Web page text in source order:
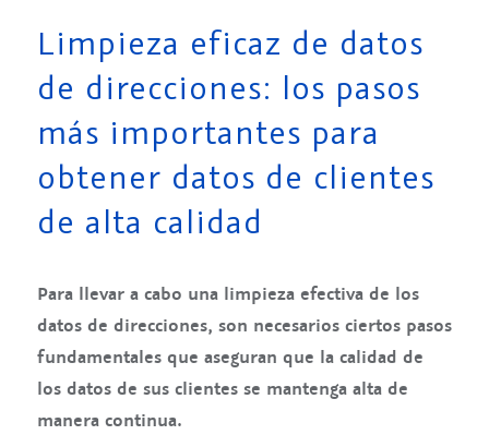
Limpieza eficaz de datos
de direcciones: los pasos
más importantes para
obtener datos de clientes
de alta calidad
Para llevar a cabo una limpieza efectiva de los
datos de direcciones, son necesarios ciertos pasos
fundamentales que aseguran que la calidad de
los datos de sus clientes se mantenga alta de
manera continua.